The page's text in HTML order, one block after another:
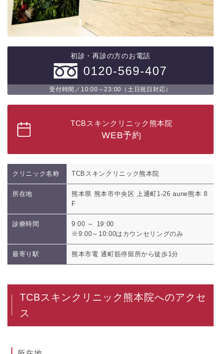
初診・再診の方のお電話
0120-569-407
受付時間／10:00～23:00（土日祝日対応）
TCBスキンクリニック熊本院
WEB予約
クリニック名称 TCBスキンクリニック熊本院
所在地
熊本県 熊本市中央区 上通町1-26 aune熊本 8
F
診療時間
9:00 ～ 19:00
※9:00～10:00はカウンセリングのみ
最寄り駅 熊本市電 通町筋停留所から徒歩1分
TCBスキンクリニック熊本院へのアクセ
ス